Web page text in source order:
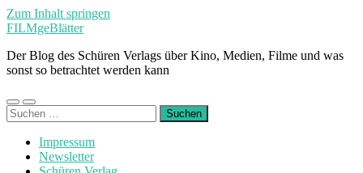
Zum Inhalt springen
FILMgeBlätter
Der Blog des Schüren Verlags über Kino, Medien, Filme und was
sonst so betrachtet werden kann
Mobile-
Menü
Suchfeld
ein-/ausblenden
Suchen
nach:
Impressum
Newsletter